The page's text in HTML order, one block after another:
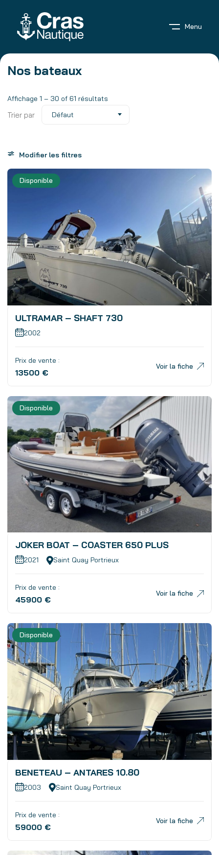
Menu
Nos bateaux
Affichage 1 – 30 of 61 résultats
Trier par Défaut
Modifier les filtres
Disponible
ULTRAMAR – SHAFT 730
2002
Prix de vente :
13500 €
Voir la fiche
Disponible
JOKER BOAT – COASTER 650 PLUS
2021 Saint Quay Portrieux
Prix de vente :
45900 €
Voir la fiche
Disponible
BENETEAU – ANTARES 10.80
2003 Saint Quay Portrieux
Prix de vente :
59000 €
Voir la fiche